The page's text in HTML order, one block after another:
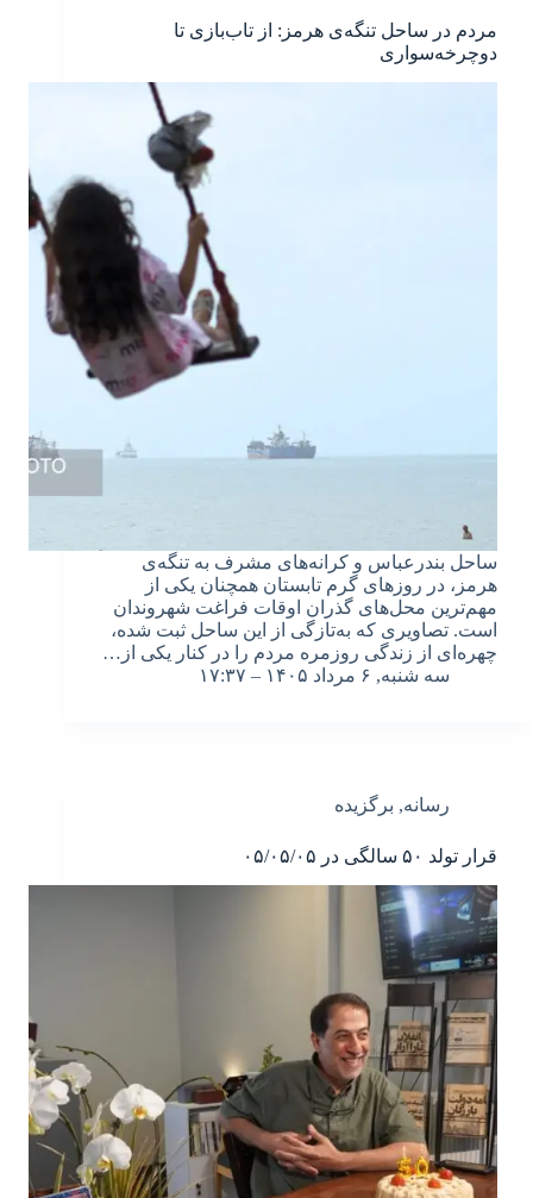
مردم در ساحل تنگه‌ی هرمز: از تاب‌بازی تا
دوچرخه‌سواری
ساحل بندرعباس و کرانه‌های مشرف به تنگه‌ی
هرمز، در روزهای گرم تابستان همچنان یکی از
مهم‌ترین محل‌های گذران اوقات فراغت شهروندان
است. تصاویری که به‌تازگی از این ساحل ثبت شده،
چهره‌ای از زندگی روزمره مردم را در کنار یکی از…
سه شنبه, ۶ مرداد ۱۴۰۵ – ۱۷:۳۷
رسانه, برگزیده
قرار تولد ۵۰ سالگی در ۰۵/۰۵/۰۵